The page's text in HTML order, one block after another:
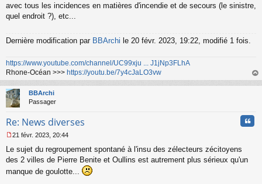
avec tous les incidences en matières d'incendie et de secours (le sinistre,
quel endroit ?), etc...
Dernière modification par BBArchi le 20 févr. 2023, 19:22, modifié 1 fois.
https://www.youtube.com/channel/UC99xju ... J1jNp3FLhA
Rhone-Océan >>> https://youtu.be/7y4cJaLO3vw
au
BBArchi
Passager
Re: News diverses
e
s
a
21 févr. 2023, 20:44
Le sujet du regroupement spontané à l'insu des zélecteurs zécitoyens
des 2 villes de Pierre Benite et Oullins est autrement plus sérieux qu'un
manque de goulotte...